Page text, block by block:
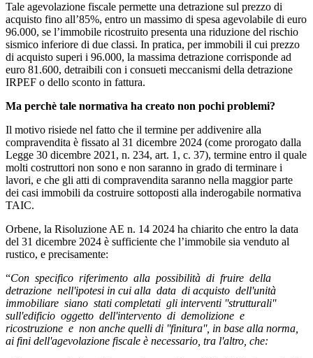
Tale agevolazione fiscale permette una detrazione sul prezzo di
acquisto fino all’85%, entro un massimo di spesa agevolabile di euro
96.000, se l’immobile ricostruito presenta una riduzione del rischio
sismico inferiore di due classi. In pratica, per immobili il cui prezzo
di acquisto superi i 96.000, la massima detrazione corrisponde ad
euro 81.600, detraibili con i consueti meccanismi della detrazione
IRPEF o dello sconto in fattura.
Ma perchè tale normativa ha creato non pochi problemi?
Il motivo risiede nel fatto che il termine per addivenire alla
compravendita è fissato al 31 dicembre 2024 (come prorogato dalla
Legge 30 dicembre 2021, n. 234, art. 1, c. 37), termine entro il quale
molti costruttori non sono e non saranno in grado di terminare i
lavori, e che gli atti di compravendita saranno nella maggior parte
dei casi immobili da costruire sottoposti alla inderogabile normativa
TAIC.
Orbene, la Risoluzione AE n. 14 2024 ha chiarito che entro la data
del 31 dicembre 2024 è sufficiente che l’immobile sia venduto al
rustico, e precisamente:
“Con specifico riferimento alla possibilità di fruire della
detrazione nell'ipotesi in cui alla data di acquisto dell'unità
immobiliare siano stati completati gli interventi ''strutturali''
sull'edificio oggetto dell'intervento di demolizione e
ricostruzione e non anche quelli di ''finitura'', in base alla norma,
ai fini dell'agevolazione fiscale è necessario, tra l'altro, che: